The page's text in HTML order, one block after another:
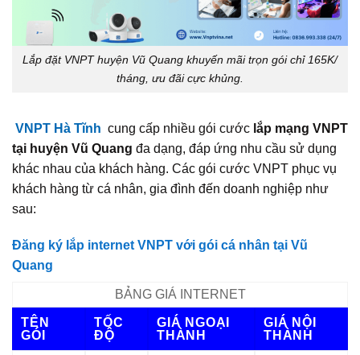
Lắp đặt VNPT huyện Vũ Quang khuyến mãi trọn gói chỉ 165K/
tháng, ưu đãi cực khủng.
VNPT Hà Tĩnh cung cấp nhiều gói cước lắp mạng VNPT
tại huyện Vũ Quang đa dạng, đáp ứng nhu cầu sử dụng
khác nhau của khách hàng. Các gói cước VNPT phục vụ
khách hàng từ cá nhân, gia đình đến doanh nghiệp như
sau:
Đăng ký lắp internet VNPT với gói cá nhân tại Vũ
Quang
BẢNG GIÁ INTERNET
TÊN
GÓI
TỐC
ĐỘ
GIÁ NGOẠI
THÀNH
GIÁ NỘI
THÀNH